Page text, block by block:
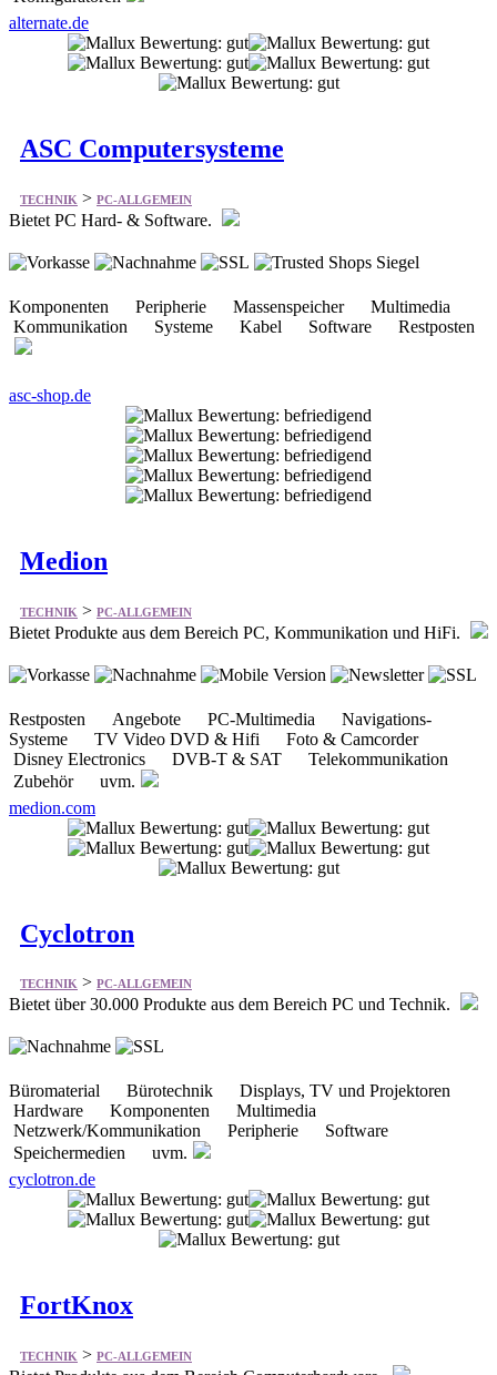
alternate.de
ASC Computersysteme
TECHNIK > PC-ALLGEMEIN
Bietet PC Hard- & Software.
Komponenten Peripherie Massenspeicher Multimedia
Kommunikation Systeme Kabel Software Restposten
asc-shop.de
Medion
TECHNIK > PC-ALLGEMEIN
Bietet Produkte aus dem Bereich PC, Kommunikation und HiFi.
Restposten Angebote PC-Multimedia Navigations-
Systeme TV Video DVD & Hifi Foto & Camcorder
Disney Electronics DVB-T & SAT Telekommunikation
Zubehör uvm.
medion.com
Cyclotron
TECHNIK > PC-ALLGEMEIN
Bietet über 30.000 Produkte aus dem Bereich PC und Technik.
Büromaterial Bürotechnik Displays, TV und Projektoren
Hardware Komponenten Multimedia
Netzwerk/Kommunikation Peripherie Software
Speichermedien uvm.
cyclotron.de
FortKnox
TECHNIK > PC-ALLGEMEIN